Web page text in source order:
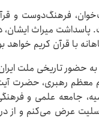
فرهنگ‌دوست و
پاسداشت میراث
با قرآن کریم خواهد
حضور تاریخی ملت
معظم رهبری، حضرت
جامعه علمی و
عرض می‌کنم و از